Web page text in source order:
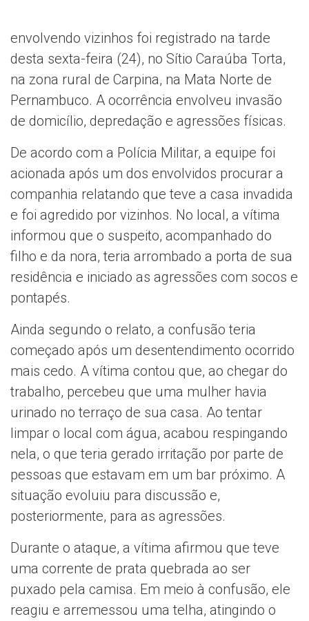
envolvendo vizinhos foi registrado na tarde
desta sexta-feira (24), no Sítio Caraúba Torta,
na zona rural de Carpina, na Mata Norte de
Pernambuco. A ocorrência envolveu invasão
de domicílio, depredação e agressões físicas.
De acordo com a Polícia Militar, a equipe foi
acionada após um dos envolvidos procurar a
companhia relatando que teve a casa invadida
e foi agredido por vizinhos. No local, a vítima
informou que o suspeito, acompanhado do
filho e da nora, teria arrombado a porta de sua
residência e iniciado as agressões com socos e
pontapés.
Ainda segundo o relato, a confusão teria
começado após um desentendimento ocorrido
mais cedo. A vítima contou que, ao chegar do
trabalho, percebeu que uma mulher havia
urinado no terraço de sua casa. Ao tentar
limpar o local com água, acabou respingando
nela, o que teria gerado irritação por parte de
pessoas que estavam em um bar próximo. A
situação evoluiu para discussão e,
posteriormente, para as agressões.
Durante o ataque, a vítima afirmou que teve
uma corrente de prata quebrada ao ser
puxado pela camisa. Em meio à confusão, ele
reagiu e arremessou uma telha, atingindo o